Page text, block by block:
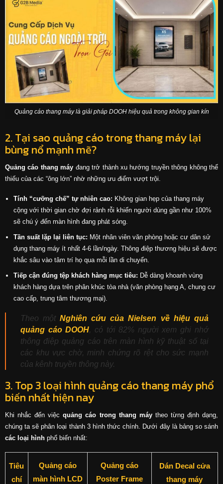
Quảng cáo thang máy là giải pháp DOOH hiệu quả trong không gian kín
2. Tại sao quảng cáo trong thang máy lại
bùng nổ mạnh mẽ?
Quảng cáo thang máy đang trở thành xu hướng truyền thông không thể
thiếu của các “ông lớn” nhờ những ưu điểm vượt trội.
Tính “cưỡng chế” tự nhiên cao: Không gian hẹp của thang máy
cộng với thời gian chờ đợi rảnh rỗi khiến người dùng gần như 100%
sẽ chú ý đến màn hình đang phát sóng.
Tần suất lặp lại liên tục: Một nhân viên văn phòng hoặc cư dân sử
dụng thang máy ít nhất 4-6 lần/ngày. Thông điệp thương hiệu sẽ được
khắc sâu vào tâm trí họ qua mỗi lần di chuyển.
Tiếp cận đúng tệp khách hàng mục tiêu: Dễ dàng khoanh vùng
khách hàng dựa trên phân khúc tòa nhà (văn phòng hạng A, chung cư
cao cấp, trung tâm thương mại).
Theo một Nghiên cứu của Nielsen về hiệu quả
quảng cáo DOOH, có tới 82% người xem ghi nhớ
thông điệp quảng cáo trên màn hình kỹ thuật số tại
các khu vực chờ, minh chứng rõ rệt cho sức mạnh
của kênh truyền thông này.
3. Top 3 loại hình quảng cáo thang máy phổ
biến nhất hiện nay
Khi nhắc đến việcquảng cáo trong thang máytheo từng định dạng,
chúng ta sẽ phân loại thành 3 hình thức chính. Dưới đây là bảng so sánh
các loại hìnhphổ biến nhất:
Tiêu
chí
Quảng cáo
màn hình LCD
Quảng cáo
Poster Frame
Dán Decal cửa
thang máy